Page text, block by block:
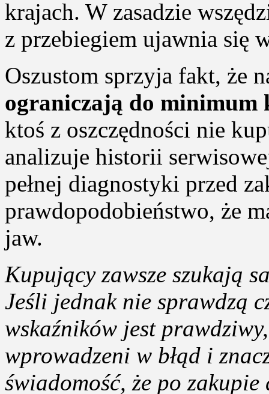
krajach. W zasadzie
z przebiegiem ujawnia się
Oszustom sprzyja fakt, że
ograniczają do minimum
ktoś z oszczędności nie
analizuje historii
pełnej diagnostyki przed
prawdopodobieństwo, że
jaw.
Kupujący zawsze szukają
Jeśli jednak nie sprawdzą
wskaźników jest
wprowadzeni w błąd i
świadomość, że po